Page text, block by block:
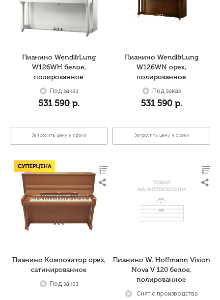
Пианино Wendl&Lung
W126WH белое,
полированное
Под заказ
531 590р.
Запросить цену и сроки
Пианино Wendl&Lung
W126WN орех,
полированное
Под заказ
531 590р.
Запросить цену и сроки
Пианино Композитор орех,
сатинированное
Под заказ
Пианино W. Hoffmann Vision
Nova V 120 белое,
полированное
Снят с производства